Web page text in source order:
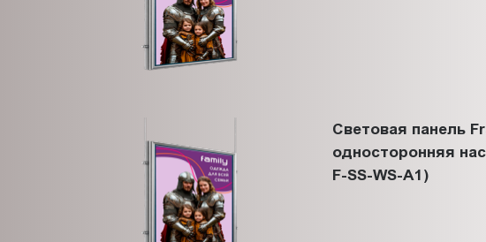
Световая панель
односторонняя
F-SS-WS-A1)